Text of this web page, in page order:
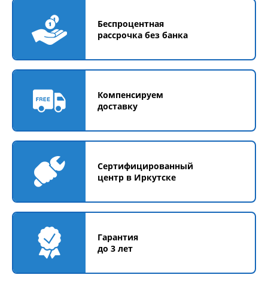
Беспроцентная
рассрочка без банка
Компенсируем
доставку
Сертифицированный
центр в Иркутске
Гарантия
до 3 лет